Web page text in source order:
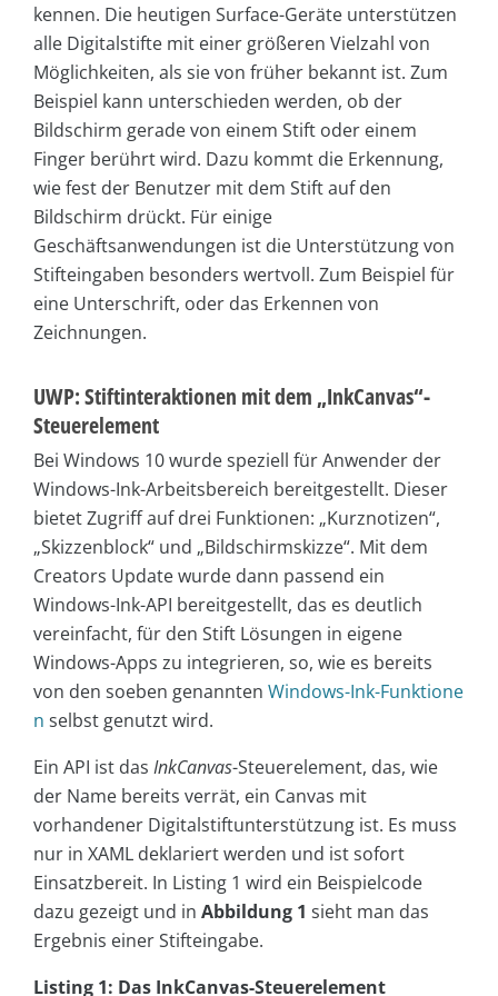
kennen. Die heutigen Surface-Geräte unterstützen
alle Digitalstifte mit einer größeren Vielzahl von
Möglichkeiten, als sie von früher bekannt ist. Zum
Beispiel kann unterschieden werden, ob der
Bildschirm gerade von einem Stift oder einem
Finger berührt wird. Dazu kommt die Erkennung,
wie fest der Benutzer mit dem Stift auf den
Bildschirm drückt. Für einige
Geschäftsanwendungen ist die Unterstützung von
Stifteingaben besonders wertvoll. Zum Beispiel für
eine Unterschrift, oder das Erkennen von
Zeichnungen.
UWP: Stiftinteraktionen mit dem „InkCanvas“-
Steuerelement
Bei Windows 10 wurde speziell für Anwender der
Windows-Ink-Arbeitsbereich bereitgestellt. Dieser
bietet Zugriff auf drei Funktionen: „Kurznotizen“,
„Skizzenblock“ und „Bildschirmskizze“. Mit dem
Creators Update wurde dann passend ein
Windows-Ink-API bereitgestellt, das es deutlich
vereinfacht, für den Stift Lösungen in eigene
Windows-Apps zu integrieren, so, wie es bereits
von den soeben genannten Windows-Ink-Funktione
n selbst genutzt wird.
Ein API ist das InkCanvas-Steuerelement, das, wie
der Name bereits verrät, ein Canvas mit
vorhandener Digitalstiftunterstützung ist. Es muss
nur in XAML deklariert werden und ist sofort
Einsatzbereit. In Listing 1 wird ein Beispielcode
dazu gezeigt und in Abbildung 1 sieht man das
Ergebnis einer Stifteingabe.
Listing 1: Das InkCanvas-Steuerelement